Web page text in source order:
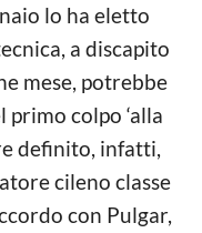
lo ha eletto
a discapito
mese, potrebbe
colpo ‘alla
definito, infatti,
cileno classe
con Pulgar,